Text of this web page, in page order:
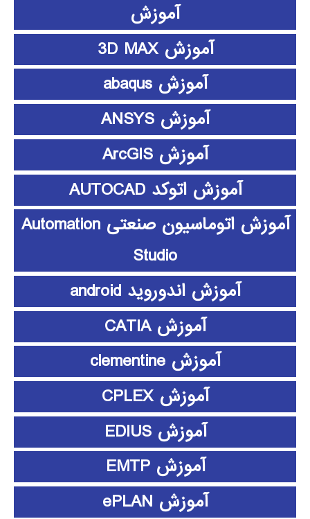
آموزش
آموزش 3D MAX
آموزش abaqus
آموزش ANSYS
آموزش ArcGIS
آموزش اتوکد AUTOCAD
آموزش اتوماسیون صنعتی Automation
Studio
آموزش اندوروید android
آموزش CATIA
آموزش clementine
آموزش CPLEX
آموزش EDIUS
آموزش EMTP
آموزش ePLAN